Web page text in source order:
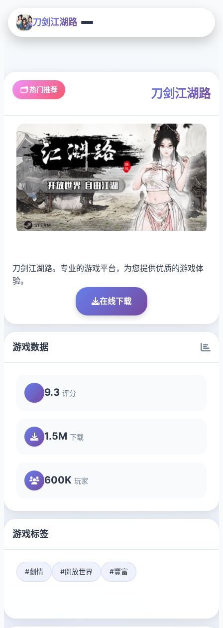
刀剑江湖路
🗂️ 热门推荐 刀剑江湖路
刀剑江湖路。专业的游戏平台，为您提供优质的游戏体
验。
在线下载
游戏数据
9.3 评分
1.5M 下载
600K 玩家
游戏标签
#劇情 #開放世界 #豐富